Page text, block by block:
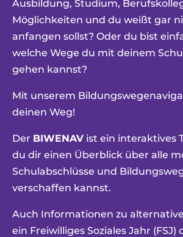
Ausbildung, Studium,
Möglichkeiten und du weißt gar
anfangen sollst? Oder du bist
welche Wege du mit deinem
gehen kannst?
Mit unserem
deinen Weg!
Der BIWENAV ist ein interaktives
du dir einen Überblick über alle
Schulabschlüsse und
verschaffen kannst.
Auch Informationen zu
ein Freiwilliges Soziales Jahr (FSJ)